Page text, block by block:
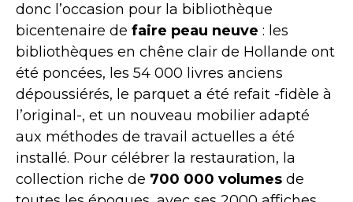
donc l’occasion pour la bibliothèque
bicentenaire de faire peau neuve : les
bibliothèques en chêne clair de Hollande ont
été poncées, les 54 000 livres anciens
dépoussiérés, le parquet a été refait -fidèle à
l’original-, et un nouveau mobilier adapté
aux méthodes de travail actuelles a été
installé. Pour célébrer la restauration, la
collection riche de 700 000 volumes de